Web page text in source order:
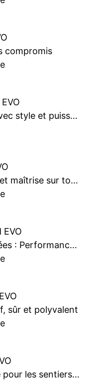
compromis
Beauté Urbaine : Roulez avec style et puissance électrique
E-SUV : Confort, sécurité et maîtrise sur tous les trajets
EVO
Des sentiers aux randonnées : Performances exceptionnelles à prix imbattable
sûr et polyvalent
Gravel E-Bikes : Puissance pour les sentiers et les aventures du quotidien